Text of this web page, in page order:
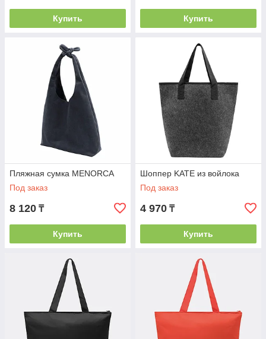
Купить Купить
Пляжная сумка MENORCA
Под заказ
8 120 ₸
Купить
Шоппер KATE из войлока
Под заказ
4 970 ₸
Купить